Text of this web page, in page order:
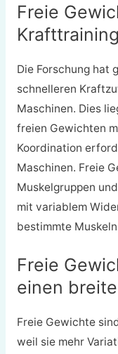
Freie
Krafttraining
Die Forschung hat
schnelleren
Maschinen. Dies
freien Gewichten
Koordination
Maschinen. Freie
Muskelgruppen
mit variablem
bestimmte
Freie
einen
Freie Gewichte
weil sie mehr